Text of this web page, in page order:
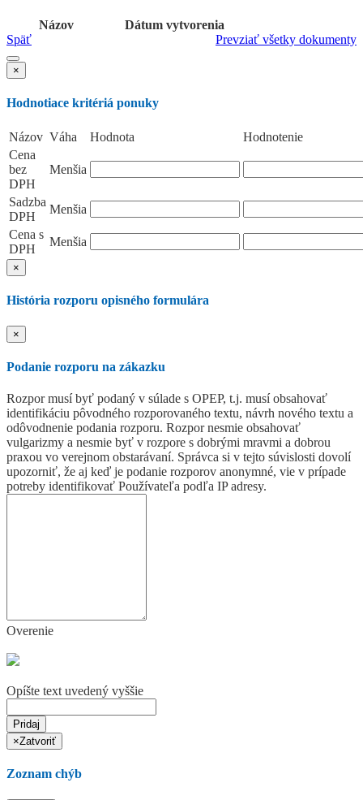
Názov
Dátum vytvorenia
Prevziať všetky dokumenty
Späť
×
Hodnotiace kritériá ponuky
Názov Váha Hodnota
Hodnotenie
Cena
bez
DPH
Menšia
Sadzba
DPH
Menšia
Cena s
DPH
Menšia
×
História rozporu opisného formulára
×
Podanie rozporu na zákazku
Rozpor musí byť podaný v súlade s OPEP, t.j. musí obsahovať
identifikáciu pôvodného rozporovaného textu, návrh nového textu a
odôvodnenie podania rozporu. Rozpor nesmie obsahovať
vulgarizmy a nesmie byť v rozpore s dobrými mravmi a dobrou
praxou vo verejnom obstarávaní. Správca si v tejto súvislosti dovolí
upozorniť, že aj keď je podanie rozporov anonymné, vie v prípade
potreby identifikovať Používateľa podľa IP adresy.
Overenie
Opíšte text uvedený vyššie
Pridaj
×Zatvoriť
Zoznam chýb